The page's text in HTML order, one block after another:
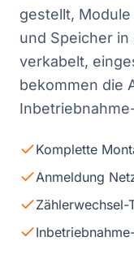
gestellt,
und Speicher in
verkabelt,
bekommen die
Komplette
Anmeldung